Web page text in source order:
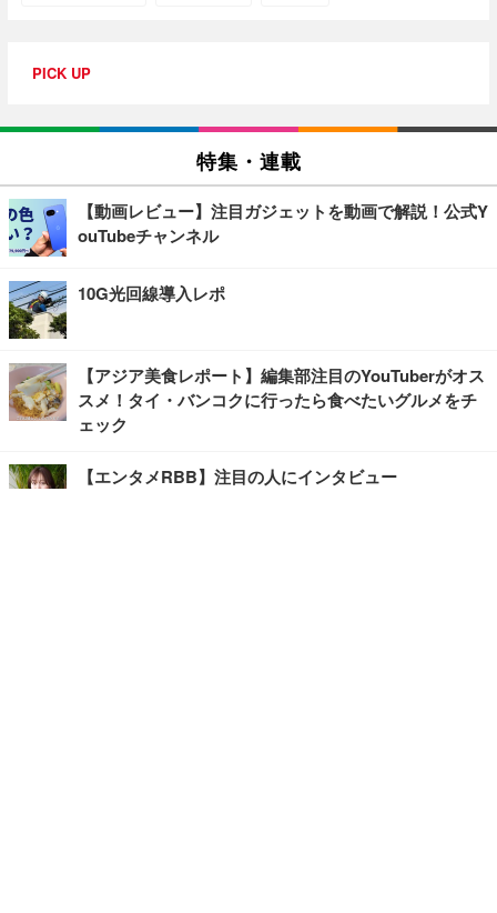
PICK UP
特集・連載
【動画レビュー】注目ガジェットを動画で解説！公式Y
ouTubeチャンネル
10G光回線導入レポ
【アジア美食レポート】編集部注目のYouTuberがオス
スメ！タイ・バンコクに行ったら食べたいグルメをチ
ェック
【エンタメRBB】注目の人にインタビュー